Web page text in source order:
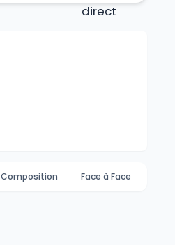
Composition Face à Face